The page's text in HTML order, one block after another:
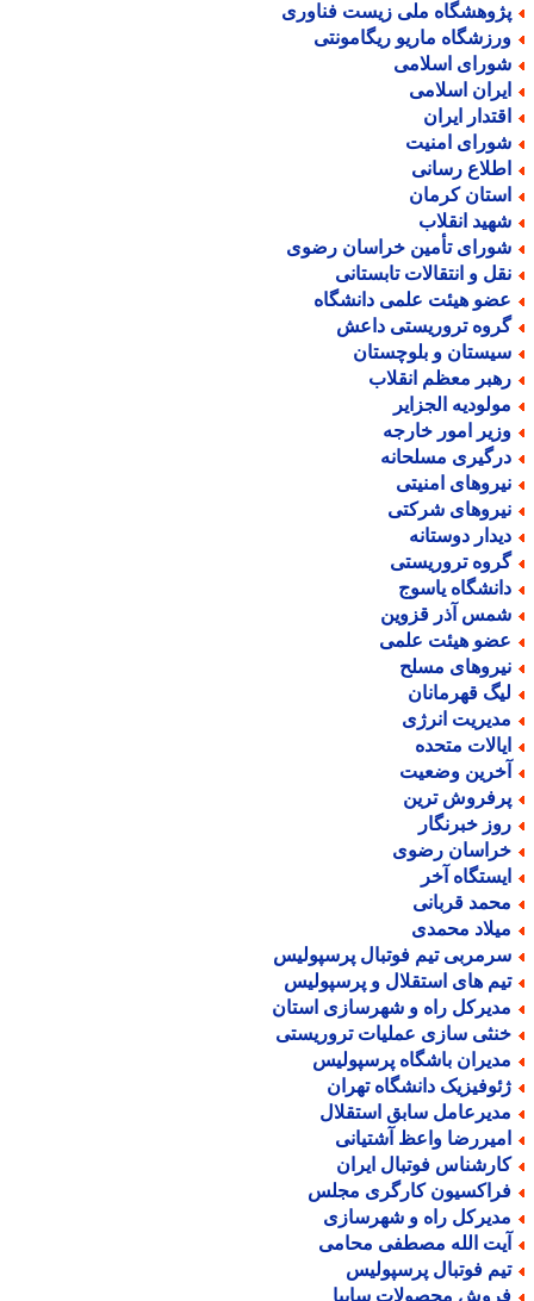
ملی زیست فناوری
ماریو ریگامونتی
اسلامی
اسلامی
ایران
امنیت
رسانی
کرمان
انقلاب
تأمین خراسان رضوی
و انتقالات تابستانی
هیئت علمی دانشگاه
تروریستی داعش
و بلوچستان
معظم انقلاب
الجزایر
امور خارجه
مسلحانه
امنیتی
شرکتی
دوستانه
تروریستی
یاسوج
آذر قزوین
هیئت علمی
مسلح
قهرمانان
انرژی
متحده
وضعیت
ترین
خبرنگار
رضوی
آخر
قربانی
محمدی
تیم فوتبال پرسپولیس
های استقلال و پرسپولیس
راه و شهرسازی استان
سازی عملیات تروریستی
باشگاه پرسپولیس
دانشگاه تهران
سابق استقلال
واعظ آشتیانی
فوتبال ایران
کارگری مجلس
راه و شهرسازی
الله مصطفی محامی
فوتبال پرسپولیس
محصولات سایپا